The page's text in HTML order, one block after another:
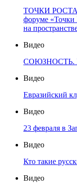
ТОЧКИ РОСТА
форуме «Точки
на
Видео
СОЮЗНОСТЬ. К
Видео
Евразийский
Видео
23 февраля в
Видео
Кто такие
Видео